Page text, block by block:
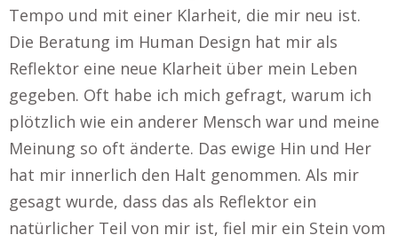
Tempo und mit einer Klarheit, die mir neu ist.
Die Beratung im Human Design hat mir als
Reflektor eine neue Klarheit über mein Leben
gegeben. Oft habe ich mich gefragt, warum ich
plötzlich wie ein anderer Mensch war und meine
Meinung so oft änderte. Das ewige Hin und Her
hat mir innerlich den Halt genommen. Als mir
gesagt wurde, dass das als Reflektor ein
natürlicher Teil von mir ist, fiel mir ein Stein vom